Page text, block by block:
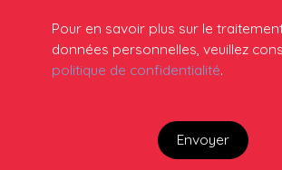
Pour en savoir plus sur le
données personnelles, veuillez
politique de confidentialité.
Envoyer